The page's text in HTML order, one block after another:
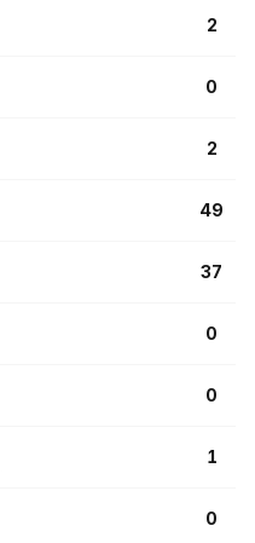
2
0
2
49
37
0
0
1
0